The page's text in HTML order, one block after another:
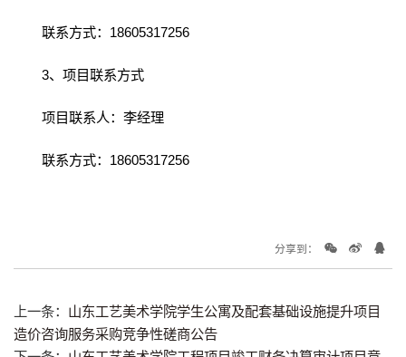
联系方式：18605317256
3、项目联系方式
项目联系人：李经理
联系方式：18605317256
分享到：
上一条： 山东工艺美术学院学生公寓及配套基础设施提升项目
造价咨询服务采购竞争性磋商公告